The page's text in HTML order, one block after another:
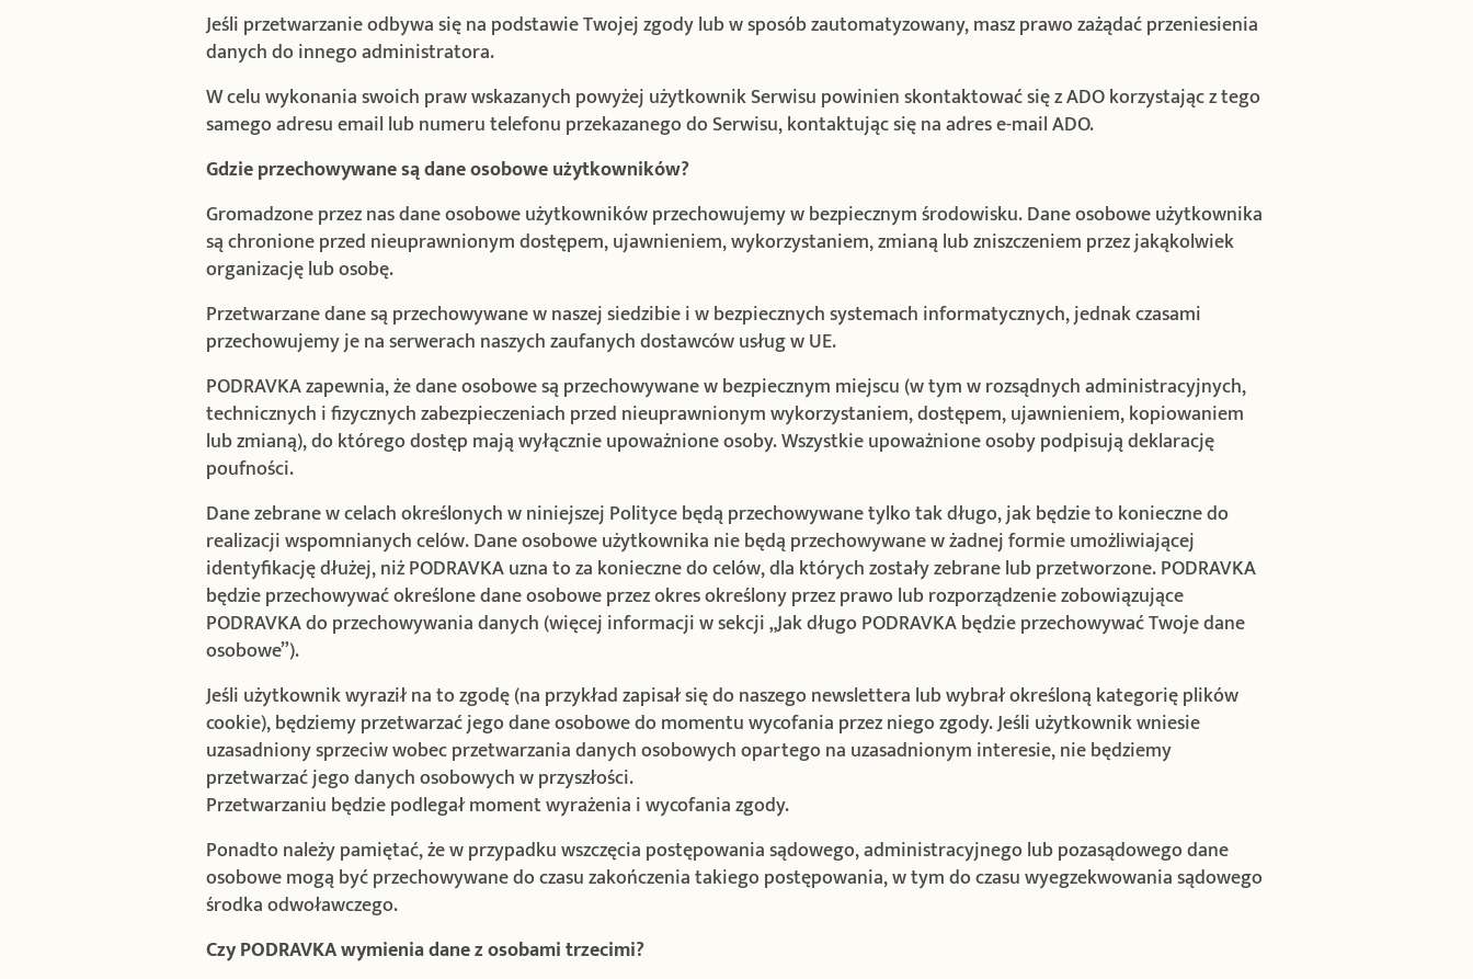
Jeśli przetwarzanie odbywa się na podstawie Twojej zgody lub w sposób zautomatyzowany, masz prawo zażądać przeniesienia
danych do innego administratora.
W celu wykonania swoich praw wskazanych powyżej użytkownik Serwisu powinien skontaktować się z ADO korzystając z tego
samego adresu email lub numeru telefonu przekazanego do Serwisu, kontaktując się na adres e-mail ADO.
Gdzie przechowywane są dane osobowe użytkowników?
Gromadzone przez nas dane osobowe użytkowników przechowujemy w bezpiecznym środowisku. Dane osobowe użytkownika
są chronione przed nieuprawnionym dostępem, ujawnieniem, wykorzystaniem, zmianą lub zniszczeniem przez jakąkolwiek
organizację lub osobę.
Przetwarzane dane są przechowywane w naszej siedzibie i w bezpiecznych systemach informatycznych, jednak czasami
przechowujemy je na serwerach naszych zaufanych dostawców usług w UE.
PODRAVKA zapewnia, że dane osobowe są przechowywane w bezpiecznym miejscu (w tym w rozsądnych administracyjnych,
technicznych i fizycznych zabezpieczeniach przed nieuprawnionym wykorzystaniem, dostępem, ujawnieniem, kopiowaniem
lub zmianą), do którego dostęp mają wyłącznie upoważnione osoby. Wszystkie upoważnione osoby podpisują deklarację
poufności.
Dane zebrane w celach określonych w niniejszej Polityce będą przechowywane tylko tak długo, jak będzie to konieczne do
realizacji wspomnianych celów. Dane osobowe użytkownika nie będą przechowywane w żadnej formie umożliwiającej
identyfikację dłużej, niż PODRAVKA uzna to za konieczne do celów, dla których zostały zebrane lub przetworzone. PODRAVKA
będzie przechowywać określone dane osobowe przez okres określony przez prawo lub rozporządzenie zobowiązujące
PODRAVKA do przechowywania danych (więcej informacji w sekcji „Jak długo PODRAVKA będzie przechowywać Twoje dane
osobowe”).
Jeśli użytkownik wyraził na to zgodę (na przykład zapisał się do naszego newslettera lub wybrał określoną kategorię plików
cookie), będziemy przetwarzać jego dane osobowe do momentu wycofania przez niego zgody. Jeśli użytkownik wniesie
uzasadniony sprzeciw wobec przetwarzania danych osobowych opartego na uzasadnionym interesie, nie będziemy
przetwarzać jego danych osobowych w przyszłości.
Przetwarzaniu będzie podlegał moment wyrażenia i wycofania zgody.
Ponadto należy pamiętać, że w przypadku wszczęcia postępowania sądowego, administracyjnego lub pozasądowego dane
osobowe mogą być przechowywane do czasu zakończenia takiego postępowania, w tym do czasu wyegzekwowania sądowego
środka odwoławczego.
Czy PODRAVKA wymienia dane z osobami trzecimi?